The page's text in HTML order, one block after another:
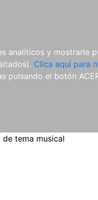
analíticos y mostrarle
Clica aquí para
pulsando el botón
REVISTAS
de tema musical